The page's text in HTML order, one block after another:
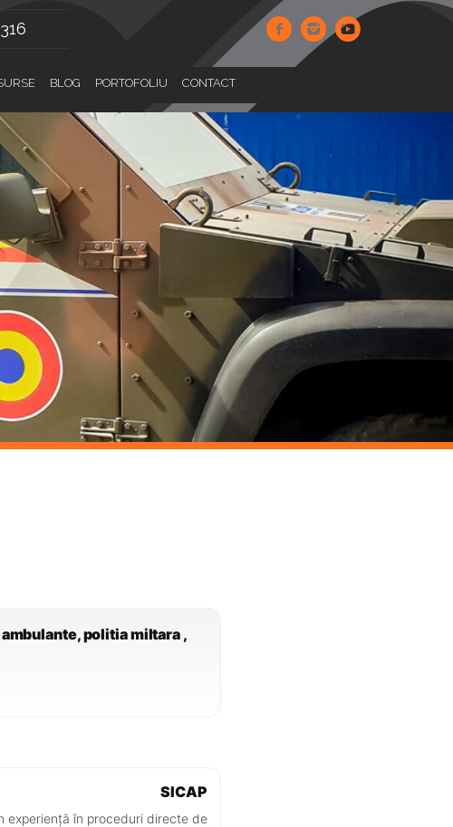
BLOG PORTOFOLIU CONTACT
politia miltara ,
SICAP
experiență în proceduri directe de